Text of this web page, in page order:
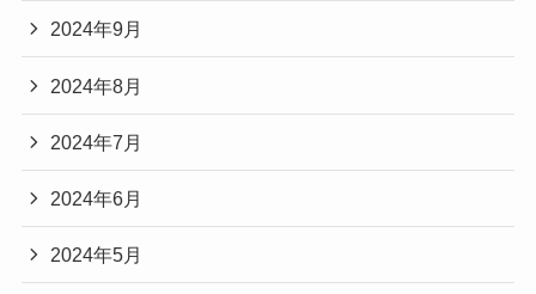
2024年9月
2024年8月
2024年7月
2024年6月
2024年5月